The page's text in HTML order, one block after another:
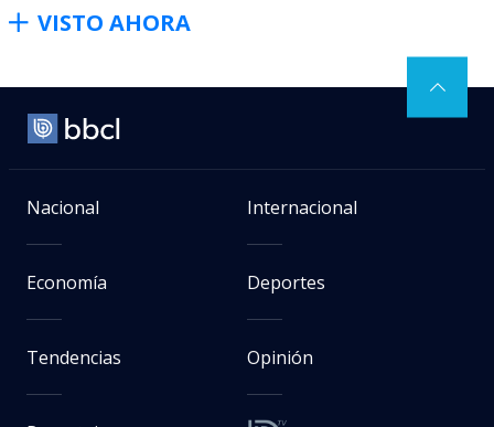
VISTO AHORA
Nacional Internacional
Economía Deportes
Tendencias Opinión